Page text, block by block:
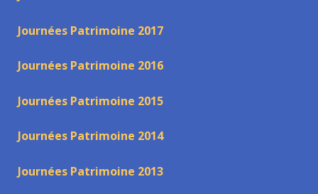
Journées Patrimoine 2017
Journées Patrimoine 2016
Journées Patrimoine 2015
Journées Patrimoine 2014
Journées Patrimoine 2013